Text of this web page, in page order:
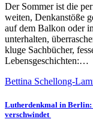
Der Sommer ist die
weiten, Denkanstöße
auf dem Balkon oder
unterhalten,
kluge Sachbücher,
Lebensgeschichten:…
Bettina Schellong-
Lutherdenkmal in Berlin:
verschwindet